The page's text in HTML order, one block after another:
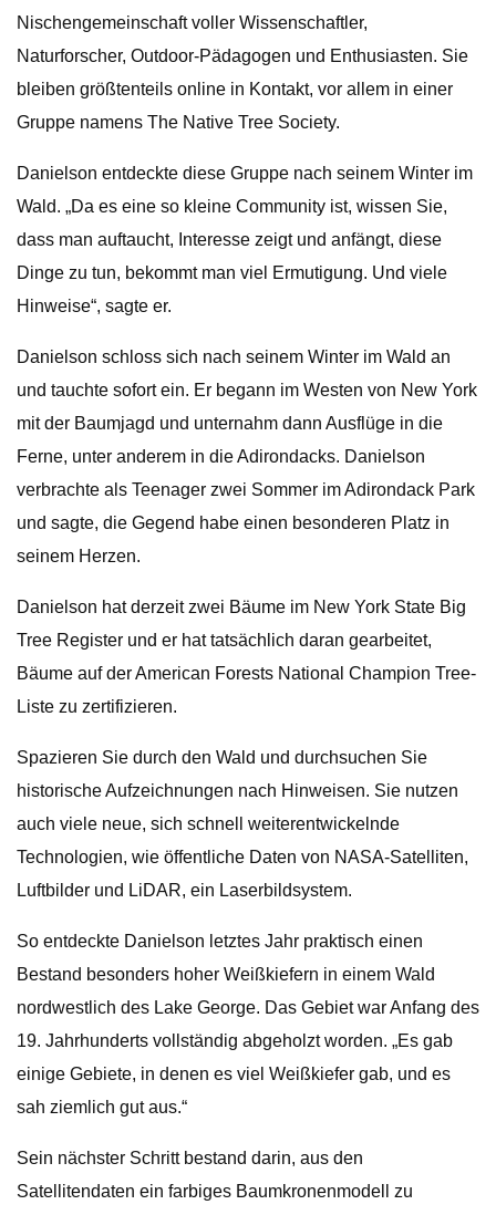
Nischengemeinschaft voller Wissenschaftler,
Naturforscher, Outdoor-Pädagogen und Enthusiasten. Sie
bleiben größtenteils online in Kontakt, vor allem in einer
Gruppe namens The Native Tree Society.
Danielson entdeckte diese Gruppe nach seinem Winter im
Wald. „Da es eine so kleine Community ist, wissen Sie,
dass man auftaucht, Interesse zeigt und anfängt, diese
Dinge zu tun, bekommt man viel Ermutigung. Und viele
Hinweise“, sagte er.
Danielson schloss sich nach seinem Winter im Wald an
und tauchte sofort ein. Er begann im Westen von New York
mit der Baumjagd und unternahm dann Ausflüge in die
Ferne, unter anderem in die Adirondacks. Danielson
verbrachte als Teenager zwei Sommer im Adirondack Park
und sagte, die Gegend habe einen besonderen Platz in
seinem Herzen.
Danielson hat derzeit zwei Bäume im New York State Big
Tree Register und er hat tatsächlich daran gearbeitet,
Bäume auf der American Forests National Champion Tree-
Liste zu zertifizieren.
Spazieren Sie durch den Wald und durchsuchen Sie
historische Aufzeichnungen nach Hinweisen. Sie nutzen
auch viele neue, sich schnell weiterentwickelnde
Technologien, wie öffentliche Daten von NASA-Satelliten,
Luftbilder und LiDAR, ein Laserbildsystem.
So entdeckte Danielson letztes Jahr praktisch einen
Bestand besonders hoher Weißkiefern in einem Wald
nordwestlich des Lake George. Das Gebiet war Anfang des
19. Jahrhunderts vollständig abgeholzt worden. „Es gab
einige Gebiete, in denen es viel Weißkiefer gab, und es
sah ziemlich gut aus.“
Sein nächster Schritt bestand darin, aus den
Satellitendaten ein farbiges Baumkronenmodell zu